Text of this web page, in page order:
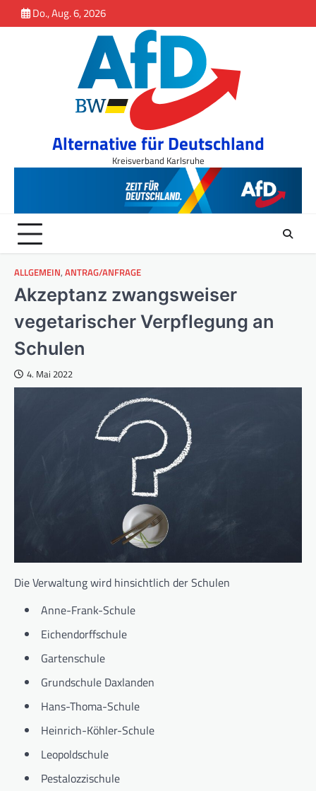
springen
to
Do., Aug. 6, 2026
Alternative für Deutschland
Kreisverband Karlsruhe
ALLGEMEIN, ANTRAG/ANFRAGE
Akzeptanz zwangsweiser
vegetarischer Verpflegung an
Schulen
4. Mai 2022
Die Verwaltung wird hinsichtlich der Schulen
Anne-Frank-Schule
Eichendorffschule
Gartenschule
Grundschule Daxlanden
Hans-Thoma-Schule
Heinrich-Köhler-Schule
Leopoldschule
Pestalozzischule